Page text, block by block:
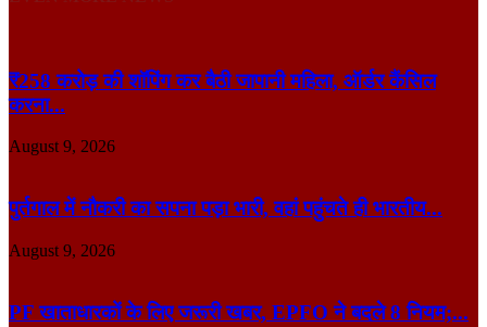
₹258 करोड़ की शॉपिंग कर बैठी जापानी महिला, ऑर्डर कैंसिल
करना...
August 9, 2026
पुर्तगाल में नौकरी का सपना पड़ा भारी, वहां पहुंचते ही भारतीय...
August 9, 2026
PF खाताधारकों के लिए जरूरी खबर, EPFO ने बदले 8 नियम;...